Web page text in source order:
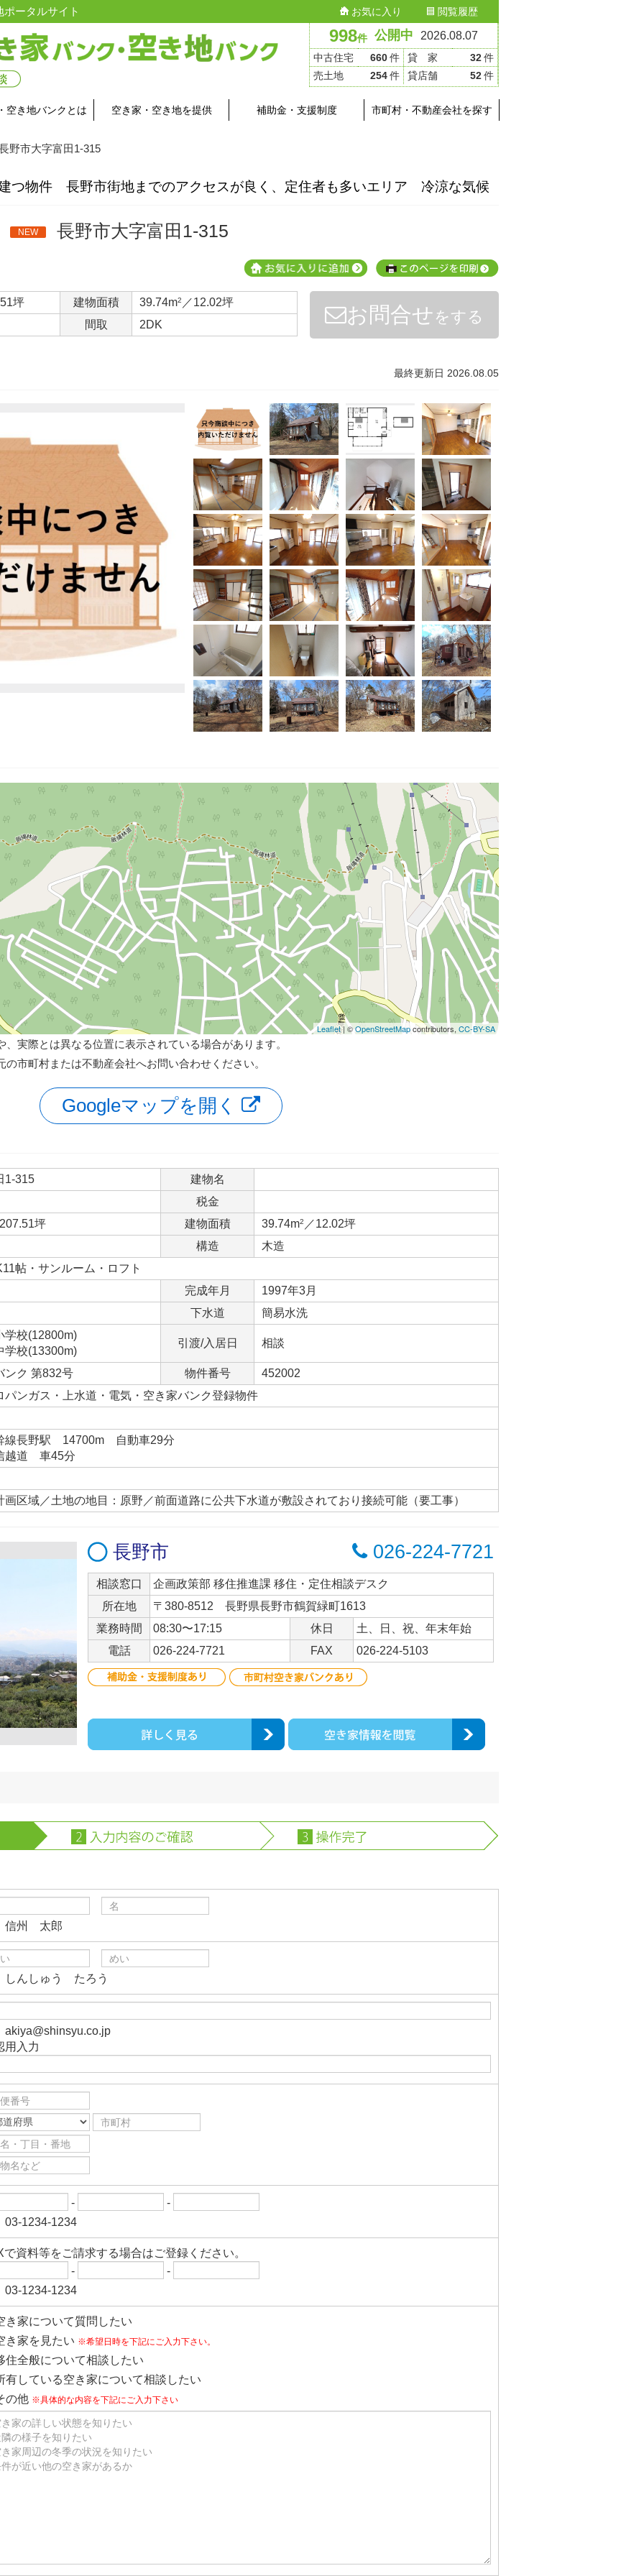
998件 公開中 2026.08.07
中古住宅 660件 貸 家 32件
売土地
254件 貸店舗 52件
ータルサイト お気に入り 閲覧履歴
空き地バンクとは 空き家・空き地を提供 補助金・支援制度 市町村・不動産会社を探す
野市大字富田1-315
物件 長野市街地までのアクセスが良く、定住者も多いエリア 冷涼な気候
NEW 長野市大字富田1-315
坪 建物面積 39.74m2 ／12.02坪
間取
2DK お問合せ をする
最終更新日 2026.08.05
Leaflet| ©OpenStreetMapcontributors, CC-BY-SA
実際とは異なる位置に表示されている場合があります。
市町村または不動産会社へお問い合わせください。
Googleマップを開く
1-315
建物名
税金
坪
建物面積 39.74m2 ／12.02坪
構造
木造
帖・サンルーム・ロフト
完成年月
1997年3月
下水道
簡易水洗
学校(12800m)
学校(13300m)
引渡/入居日 相談
ンク 第832号 物件番号
452002
パンガス・上水道・電気・空き家バンク登録物件
線長野駅 14700m 自動車29分
越道 車45分
画区域／土地の地目：原野／前面道路に公共下水道が敷設されており接続可能（要工事）
長野市 026-224-7721
相談窓口
企画政策部 移住推進課 移住・定住相談デスク
所在地
〒380-8512 長野県長野市鶴賀緑町1613
業務時間
08:30〜17:15 休日
土、日、祝、年末年始
電話
026-224-7721 FAX 026-224-5103
信州 太郎
しんしゅう たろう
akiya@shinsyu.co.jp
用入力
-
-
03-1234-1234
で資料等をご請求する場合はご登録ください。
-
-
03-1234-1234
き家について質問したい
き家を見たい ※希望日時を下記にご入力下さい。
住全般について相談したい
有している空き家について相談したい
の他 ※具体的な内容を下記にご入力下さい